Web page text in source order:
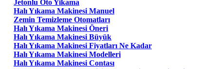
Jetonlu Oto Yikama
Halı Yıkama Makinesi Manuel
Zemin Temizleme Otomatları
Halı Yıkama Makinesi Öneri
Halı Yıkama Makinesi Büyük
Halı Yıkama Makinesi Fiyatları Ne Kadar
Halı Yıkama Makinesi Modelleri
Halı Yıkama Makinesi Contası